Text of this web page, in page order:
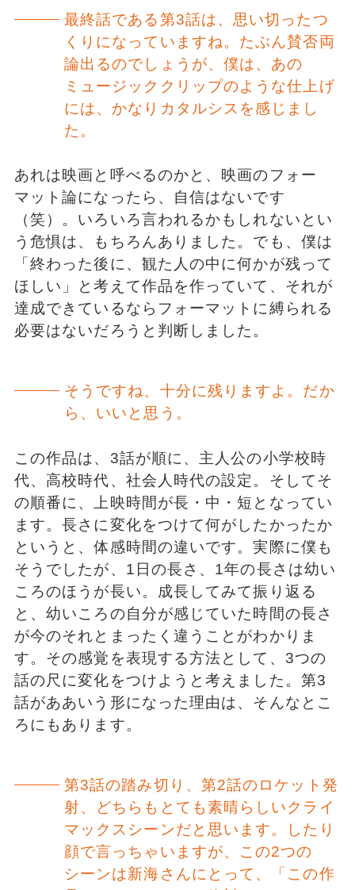
最終話である第3話は、思い切ったつ
くりになっていますね。たぶん賛否両
論出るのでしょうが、僕は、あの
ミュージッククリップのような仕上げ
には、かなりカタルシスを感じまし
た。
あれは映画と呼べるのかと、映画のフォー
マット論になったら、自信はないです
（笑）。いろいろ言われるかもしれないとい
う危惧は、もちろんありました。でも、僕は
「終わった後に、観た人の中に何かが残って
ほしい」と考えて作品を作っていて、それが
達成できているならフォーマットに縛られる
必要はないだろうと判断しました。
そうですね、十分に残りますよ。だか
ら、いいと思う。
この作品は、3話が順に、主人公の小学校時
代、高校時代、社会人時代の設定。そしてそ
の順番に、上映時間が長・中・短となってい
ます。長さに変化をつけて何がしたかったか
というと、体感時間の違いです。実際に僕も
そうでしたが、1日の長さ、1年の長さは幼い
ころのほうが長い。成長してみて振り返る
と、幼いころの自分が感じていた時間の長さ
が今のそれとまったく違うことがわかりま
す。その感覚を表現する方法として、3つの
話の尺に変化をつけようと考えました。第3
話がああいう形になった理由は、そんなとこ
ろにもあります。
第3話の踏み切り、第2話のロケット発
射、どちらもとても素晴らしいクライ
マックスシーンだと思います。したり
顔で言っちゃいますが、この2つの
シーンは新海さんにとって、「この作